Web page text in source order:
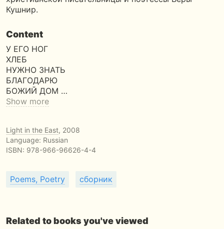
Кушнир.
Content
У ЕГО НОГ
ХЛЕБ
НУЖНО ЗНАТЬ
БЛАГОДАРЮ
БОЖИЙ ДОМ …
Show more
Light in the East, 2008
Language: Russian
ISBN: 978-966-96626-4-4
Poems, Poetry сборник
Related to books you've viewed